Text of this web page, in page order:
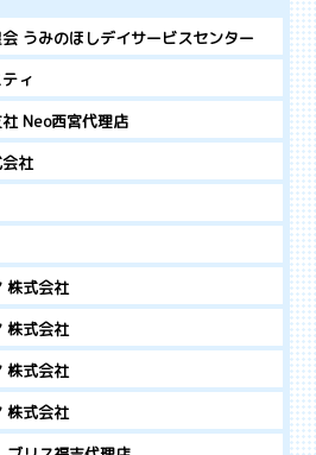
うみのほしデイサービスセンター
ィ
Neo西宮代理店
社
株式会社
株式会社
株式会社
株式会社